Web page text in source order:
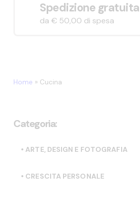
Spedizione gratuita
da € 50,00 di spesa
Home » Cucina
Categoria:
• ARTE, DESIGN E FOTOGRAFIA
• CRESCITA PERSONALE